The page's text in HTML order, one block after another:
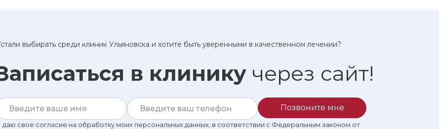
выбирать среди клиник Ульяновска и хотите быть уверенными в качественном лечении?
в клинику через сайт!
даю свое согласие на обработку моих персональных данных, в соответствии с Федеральным законом от
Позвоните мне